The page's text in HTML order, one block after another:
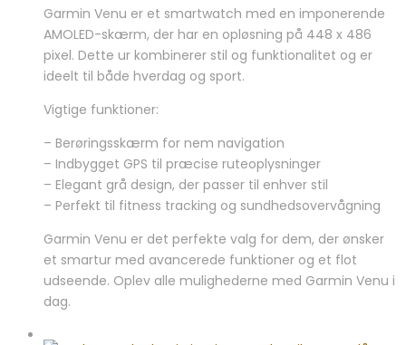
Garmin Venu er et smartwatch med en imponerende
AMOLED-skærm, der har en opløsning på 448 x 486
pixel. Dette ur kombinerer stil og funktionalitet og er
ideelt til både hverdag og sport.
Vigtige funktioner:
– Berøringsskærm for nem navigation
– Indbygget GPS til præcise ruteoplysninger
– Elegant grå design, der passer til enhver stil
– Perfekt til fitness tracking og sundhedsovervågning
Garmin Venu er det perfekte valg for dem, der ønsker
et smartur med avancerede funktioner og et flot
udseende. Oplev alle mulighederne med Garmin Venu i
dag.